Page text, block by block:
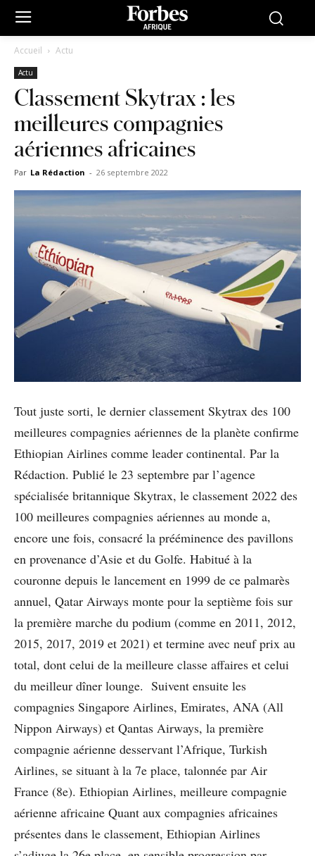
Accueil Actu
Actu
Classement Skytrax : les
meilleures compagnies
aériennes africaines
Par La Rédaction - 26 septembre 2022
Tout juste sorti, le dernier classement Skytrax des 100
meilleures compagnies aériennes de la planète confirme
Ethiopian Airlines comme leader continental. Par la
Rédaction. Publié le 23 septembre par l’agence
spécialisée britannique Skytrax, le classement 2022 des
100 meilleures compagnies aériennes au monde a,
encore une fois, consacré la prééminence des pavillons
en provenance d’Asie et du Golfe. Habitué à la
couronne depuis le lancement en 1999 de ce palmarès
annuel, Qatar Airways monte pour la septième fois sur
la première marche du podium (comme en 2011, 2012,
2015, 2017, 2019 et 2021) et termine avec neuf prix au
total, dont celui de la meilleure classe affaires et celui
du meilleur dîner lounge. Suivent ensuite les
compagnies Singapore Airlines, Emirates, ANA (All
Nippon Airways) et Qantas Airways, la première
compagnie aérienne desservant l’Afrique, Turkish
Airlines, se situant à la 7e place, talonnée par Air
France (8e). Ethiopian Airlines, meilleure compagnie
aérienne africaine Quant aux compagnies africaines
présentes dans le classement, Ethiopian Airlines